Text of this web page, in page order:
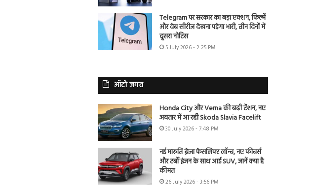
Telegram पर सरकार का बड़ा एक्शन, फिल्में
और वेब सीरीज देखना पड़ेगा भारी, तीन दिनों में
दूसरा नोटिस
5 July 2026 - 2:25 PM
ऑटो जगत
Honda City और Verna की बढ़ी टेंशन, नए
अवतार में आ रही Skoda Slavia Facelift
30 July 2026 - 7:48 PM
नई मारुति ब्रेजा फेसलिफ्ट लॉन्च, नए फीचर्स
और टर्बो इंजन के साथ आई SUV, जानें क्या है
कीमत
26 July 2026 - 3:56 PM